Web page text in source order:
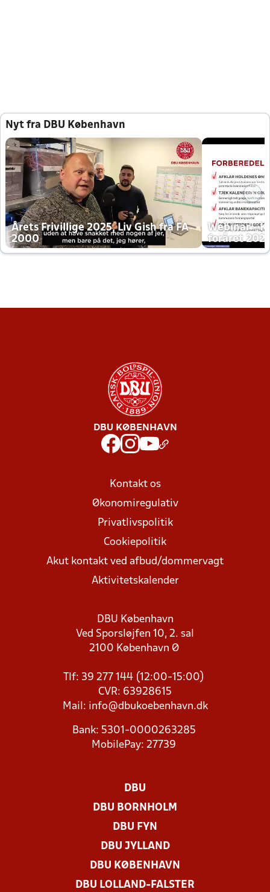
Nyt fra DBU København
Årets Frivillige 2025, Liv Gish fra FA
2000
Webinar -
foråret
DBU KØBENHAVN
Kontakt os
Økonomiregulativ
Privatlivspolitik
Cookiepolitik
Akut kontakt ved afbud/dommervagt
Aktivitetskalender
DBU København
Ved Sporsløjfen 10, 2. sal
2100 København Ø
Tlf: 39 277 144 (12:00-15:00)
CVR: 63928615
Mail: info@dbukoebenhavn.dk
Bank: 5301-0000263285
MobilePay: 27739
DBU
DBU BORNHOLM
DBU FYN
DBU JYLLAND
DBU KØBENHAVN
DBU LOLLAND-FALSTER